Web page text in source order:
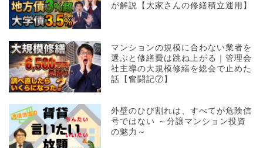
が解説【大家さんの修繕積立運用】
マンションの規模に合わない業者を
選ぶと修繕費は跳ね上がる｜管理会
社主導の大規模修繕を総会で止めた
話【奮闘記⑦】
外壁のひび割れは、すべてが危険信
号ではない ～分譲マンション投資
の魅力～